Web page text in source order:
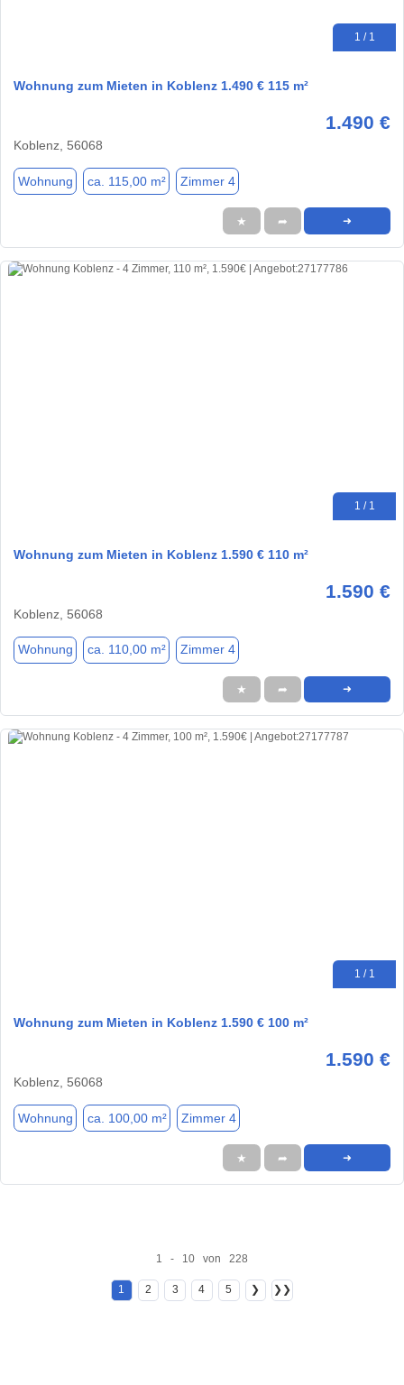
1 / 1
Wohnung zum Mieten in Koblenz 1.490 € 115 m²
1.490 €
Koblenz, 56068
Wohnung ca. 115,00 m² Zimmer 4
★ ➦ ➜
1 / 1
Wohnung zum Mieten in Koblenz 1.590 € 110 m²
1.590 €
Koblenz, 56068
Wohnung ca. 110,00 m² Zimmer 4
★ ➦ ➜
1 / 1
Wohnung zum Mieten in Koblenz 1.590 € 100 m²
1.590 €
Koblenz, 56068
Wohnung ca. 100,00 m² Zimmer 4
★ ➦ ➜
1 - 10 von 228
1 2 3 4 5 ❯ ❯❯